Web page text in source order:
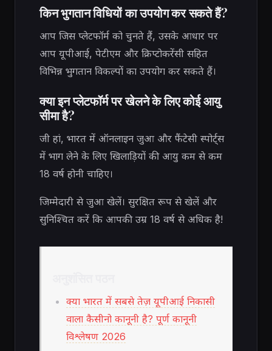
किन भुगतान विधियों का उपयोग कर सकते हैं?
आप जिस प्लेटफॉर्म को चुनते हैं, उसके आधार पर
आप यूपीआई, पेटीएम और क्रिप्टोकरेंसी सहित
विभिन्न भुगतान विकल्पों का उपयोग कर सकते हैं।
क्या इन प्लेटफॉर्म पर खेलने के लिए कोई आयु
सीमा है?
जी हां, भारत में ऑनलाइन जुआ और फैंटेसी स्पोर्ट्स
में भाग लेने के लिए खिलाड़ियों की आयु कम से कम
18 वर्ष होनी चाहिए।
जिम्मेदारी से जुआ खेलें। सुरक्षित रूप से खेलें और
सुनिश्चित करें कि आपकी उम्र 18 वर्ष से अधिक है!
क्या भारत में सबसे तेज़ यूपीआई निकासी
वाला कैसीनो कानूनी है? पूर्ण कानूनी
विश्लेषण 2026